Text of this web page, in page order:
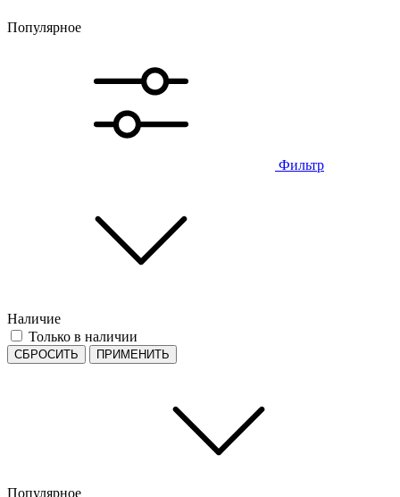
Популярное
Фильтр
Наличие
Только в наличии
СБРОСИТЬ ПРИМЕНИТЬ
Популярное